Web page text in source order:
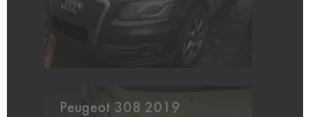
Peugeot 308 2019